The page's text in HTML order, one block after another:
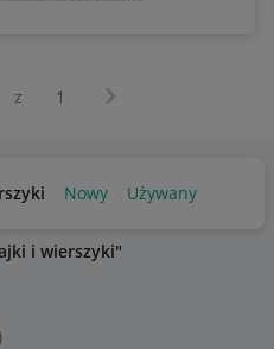
z 1 Następna strona
Nowy Używany
i wierszyki"